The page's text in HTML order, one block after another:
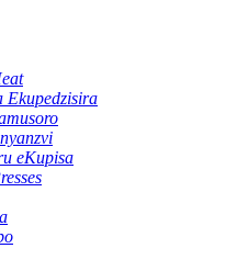
Ekupedzisira
eKupisa